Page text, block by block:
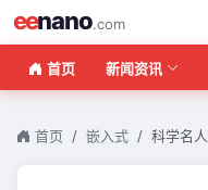
eenano.com
首页 新闻资讯
首页 嵌入式 科学名